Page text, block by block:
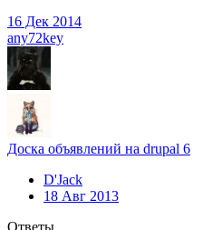
16 Дек 2014
any72key
Доска объявлений на drupal 6
D'Jack
18 Авг 2013